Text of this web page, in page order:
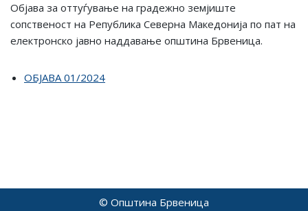
Објава за оттуѓување на градежно земјиште
сопственост на Република Северна Македонија по пат на
електронско јавно наддавање општина Брвеница.
ОБЈАВА 01/2024
© Општина Брвеница